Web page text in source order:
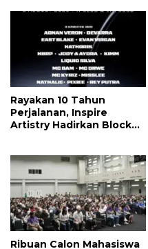
Rayakan 10 Tahun
Perjalanan, Inspire
Artistry Hadirkan Block
Ribuan Calon Mahasiswa